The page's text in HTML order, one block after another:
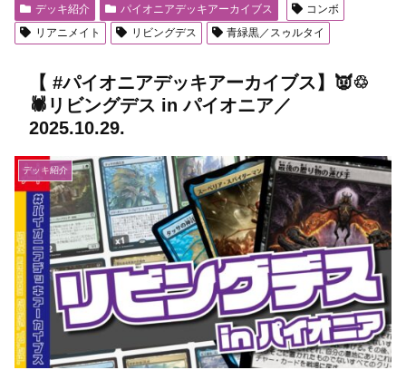
デッキ紹介 パイオニアデッキアーカイブス
コンボ
リアニメイト
リビングデス 青緑黒／スゥルタイ
【 #パイオニアデッキアーカイブス】👿♲
🕷リビングデス in パイオニア／
2025.10.29.
デッキ紹介